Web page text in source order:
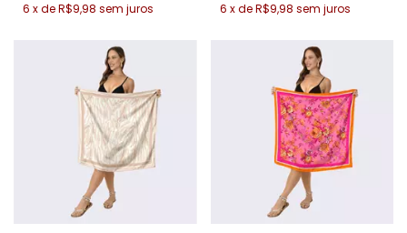
6 xdeR$9,98 sem juros
6 xdeR$9,98 sem juros